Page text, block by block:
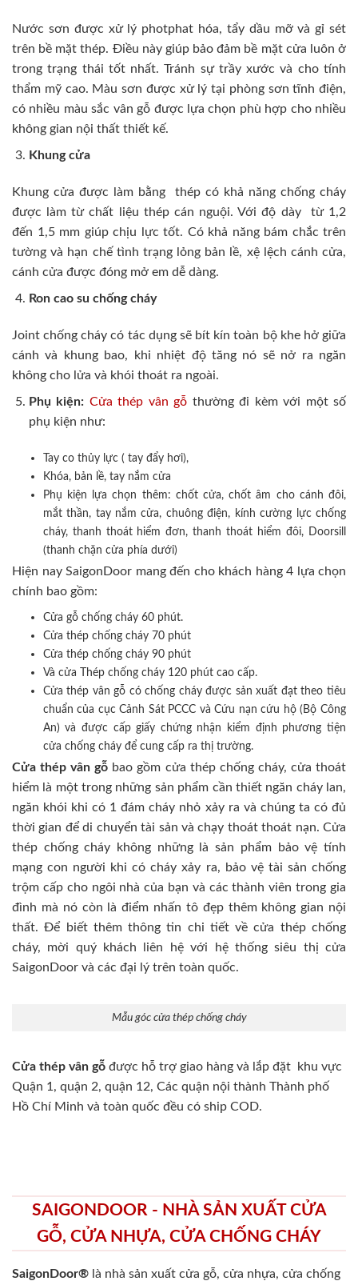
Nước sơn được xử lý photphat hóa, tẩy dầu mỡ và gỉ sét
trên bề mặt thép. Điều này giúp bảo đảm bề mặt cửa luôn ở
trong trạng thái tốt nhất. Tránh sự trầy xước và cho tính
thẩm mỹ cao. Màu sơn được xử lý tại phòng sơn tĩnh điện,
có nhiều màu sắc vân gỗ được lựa chọn phù hợp cho nhiều
không gian nội thất thiết kế.
Khung cửa
Khung cửa được làm bằng thép có khả năng chống cháy
được làm từ chất liệu thép cán nguội. Với độ dày từ 1,2
đến 1,5 mm giúp chịu lực tốt. Có khả năng bám chắc trên
tường và hạn chế tình trạng lỏng bản lề, xệ lệch cánh cửa,
cánh cửa được đóng mở em dễ dàng.
Ron cao su chống cháy
Joint chống cháy có tác dụng sẽ bít kín toàn bộ khe hở giữa
cánh và khung bao, khi nhiệt độ tăng nó sẽ nở ra ngăn
không cho lửa và khói thoát ra ngoài.
Phụ kiện: Cửa thép vân gỗ thường đi kèm với một số
phụ kiện như:
Tay co thủy lực ( tay đẩy hơi),
Khóa, bản lề, tay nắm cửa
Phụ kiện lựa chọn thêm: chốt cửa, chốt âm cho cánh đôi,
mắt thần, tay nắm cửa, chuông điện, kính cường lực chống
cháy, thanh thoát hiểm đơn, thanh thoát hiểm đôi, Doorsill
(thanh chặn cửa phía dưới)
Hiện nay SaigonDoor mang đến cho khách hàng 4 lựa chọn
chính bao gồm:
Cửa gỗ chống cháy 60 phút.
Cửa thép chống cháy 70 phút
Cửa thép chống cháy 90 phút
Và cửa Thép chống cháy 120 phút cao cấp.
Cửa thép vân gỗ có chống cháy được sản xuất đạt theo tiêu
chuẩn của cục Cảnh Sát PCCC và Cứu nạn cứu hộ (Bộ Công
An) và được cấp giấy chứng nhận kiểm định phương tiện
cửa chống cháy để cung cấp ra thị trường.
Cửa thép vân gỗ bao gồm cửa thép chống cháy, cửa thoát
hiểm là một trong những sản phẩm cần thiết ngăn cháy lan,
ngăn khói khi có 1 đám cháy nhỏ xảy ra và chúng ta có đủ
thời gian để di chuyển tài sản và chạy thoát thoát nạn. Cửa
thép chống cháy không những là sản phẩm bảo vệ tính
mạng con người khi có cháy xảy ra, bảo vệ tài sản chống
trộm cấp cho ngôi nhà của bạn và các thành viên trong gia
đình mà nó còn là điểm nhấn tô đẹp thêm không gian nội
thất. Để biết thêm thông tin chi tiết về cửa thép chống
cháy, mời quý khách liên hệ với hệ thống siêu thị cửa
SaigonDoor và các đại lý trên toàn quốc.
Mẫu góc cửa thép chống cháy
Cửa thép vân gỗ được hỗ trợ giao hàng và lắp đặt khu vực
Quận 1, quận 2, quận 12, Các quận nội thành Thành phố
Hồ Chí Minh và toàn quốc đều có ship COD.
SAIGONDOOR - NHÀ SẢN XUẤT CỬA
GỖ, CỬA NHỰA, CỬA CHỐNG CHÁY
SaigonDoor® là nhà sản xuất cửa gỗ, cửa nhựa, cửa chống